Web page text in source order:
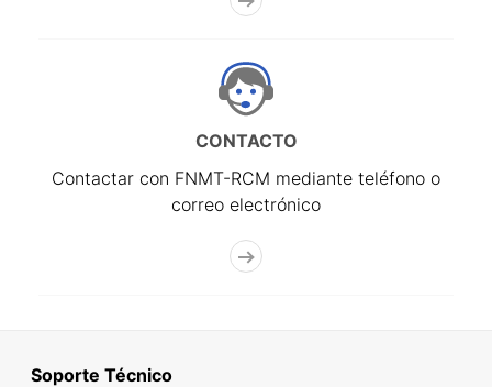
CONTACTO
Contactar con FNMT-RCM mediante teléfono o
correo electrónico
Soporte Técnico